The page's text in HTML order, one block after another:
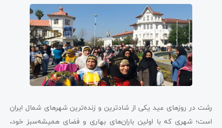
رشت در روزهای عید یکی از شادترین و زنده‌ترین شهرهای شمال ایران
است؛ شهری که با اولین باران‌های بهاری و فضای همیشه‌سبز خود،